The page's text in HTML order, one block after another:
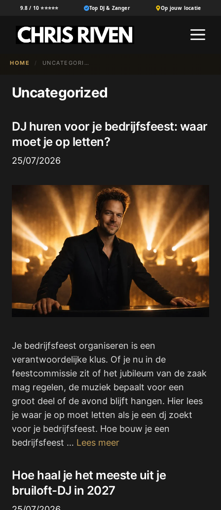
9.8 / 10 ⭐⭐⭐⭐⭐ Top DJ & Zanger Op jouw locatie
HOME / UNCATEGORIZED
Uncategorized
DJ huren voor je bedrijfsfeest: waar
moet je op letten?
25/07/2026
Je bedrijfsfeest organiseren is een
verantwoordelijke klus. Of je nu in de
feestcommissie zit of het jubileum van de zaak
mag regelen, de muziek bepaalt voor een
groot deel of de avond blijft hangen. Hier lees
je waar je op moet letten als je een dj zoekt
voor je bedrijfsfeest. Hoe bouw je een
bedrijfsfeest … Lees meer
Hoe haal je het meeste uit je
bruiloft-DJ in 2027